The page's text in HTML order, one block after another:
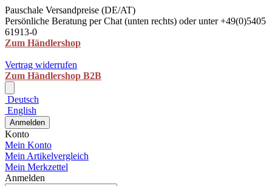
Pauschale Versandpreise (DE/AT)
Persönliche Beratung per Chat (unten rechts) oder unter +49(0)5405
61913-0
Zum Händlershop
Vertrag widerrufen
Zum Händlershop B2B
Deutsch
English
Anmelden
Konto
Mein Konto
Mein Artikelvergleich
Mein Merkzettel
Anmelden